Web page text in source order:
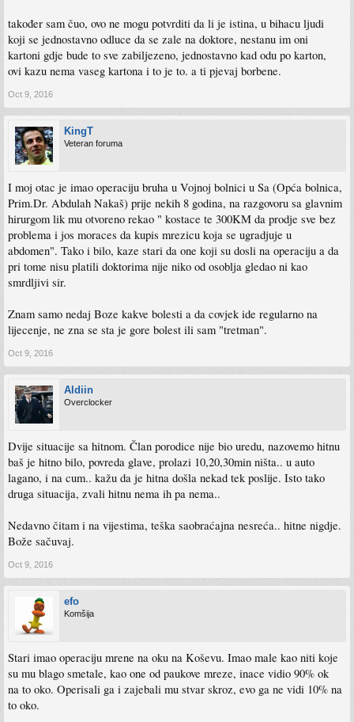
također sam čuo, ovo ne mogu potvrditi da li je istina, u bihacu ljudi
koji se jednostavno odluce da se zale na doktore, nestanu im oni
kartoni gdje bude to sve zabiljezeno, jednostavno kad odu po karton,
ovi kazu nema vaseg kartona i to je to. a ti pjevaj borbene.
Oct 9, 2016
KingT
Veteran foruma
I moj otac je imao operaciju bruha u Vojnoj bolnici u Sa (Opća bolnica,
Prim.Dr. Abdulah Nakaš) prije nekih 8 godina, na razgovoru sa glavnim
hirurgom lik mu otvoreno rekao " kostace te 300KM da prodje sve bez
problema i jos moraces da kupis mrezicu koja se ugradjuje u
abdomen". Tako i bilo, kaze stari da one koji su dosli na operaciju a da
pri tome nisu platili doktorima nije niko od osoblja gledao ni kao
smrdljivi sir.
Znam samo nedaj Boze kakve bolesti a da covjek ide regularno na
lijecenje, ne zna se sta je gore bolest ili sam "tretman".
Oct 9, 2016
Aldiin
Overclocker
Dvije situacije sa hitnom. Član porodice nije bio uredu, nazovemo hitnu
baš je hitno bilo, povreda glave, prolazi 10,20,30min ništa.. u auto
lagano, i na cum.. kažu da je hitna došla nekad tek poslije. Isto tako
druga situacija, zvali hitnu nema ih pa nema..
Nedavno čitam i na vijestima, teška saobraćajna nesreća.. hitne nigdje.
Bože sačuvaj.
Oct 9, 2016
efo
Komšija
Stari imao operaciju mrene na oku na Koševu. Imao male kao niti koje
su mu blago smetale, kao one od paukove mreze, inace vidio 90% ok
na to oko. Operisali ga i zajebali mu stvar skroz, evo ga ne vidi 10% na
to oko.